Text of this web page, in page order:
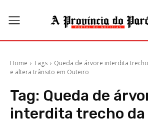
Home Tags
Queda de árvore interdita
e altera trânsito em Outeiro
Tag: Queda de
interdita trecho da